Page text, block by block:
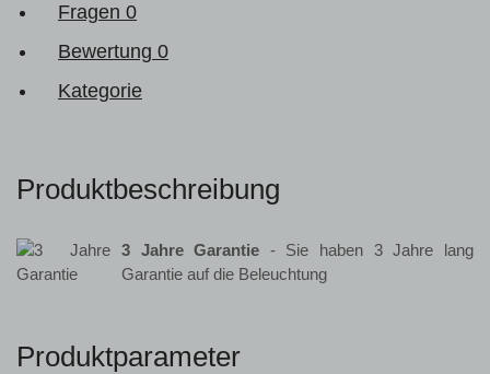
Fragen 0
Bewertung 0
Kategorie
Produktbeschreibung
3 Jahre Garantie - Sie haben 3 Jahre lang
Garantie auf die Beleuchtung
Produktparameter